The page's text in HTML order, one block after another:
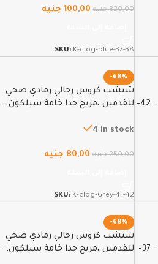
320,00 جنيه 100,00 جنيه
SKU: K-clog-blue-37-38
للقدمين ،مريح جدا خامة سيلكون. – 42-
-68%
شبشب كروس رجالي رمادي صحي
4 in stock
250,00 جنيه 80,00 جنيه
SKU: K-clog-Grey-41-42
للقدمين ،مريح جدا خامة سيلكون. – 37-
-68%
شبشب كروس رجالي رمادي صحي
للقدمين ،مريح جدا خامة سيلكون. – 36